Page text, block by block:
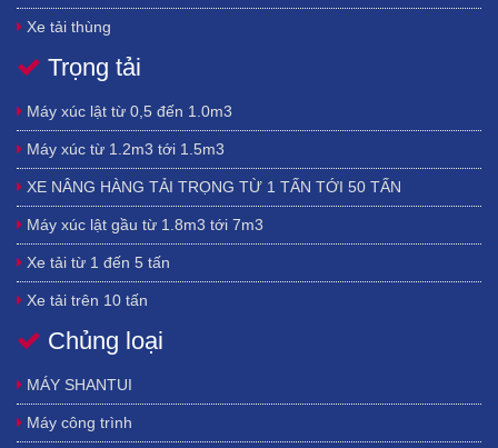
Xe tải thùng
Xe bồn
Xe gắn cẩu
xe trộn
Bơm bê tông trung quốc
Máy nâng đá Trung Quốc hiệu Liteng
đầu cắt gỗ và bóc vỏ waratah - Mỹ
máy khoan - máy ép cọc - búa rung ép cọc
lốp xe tải trung quốc
xích bọc lốp xúc lật (xích bọc lốp công trình)
Lốp máy công trình - Lốp xe xúc lật
Trọng tải
Máy xúc lật từ 0,5 đến 1.0m3
Máy xúc từ 1.2m3 tới 1.5m3
XE NÂNG HÀNG TẢI TRỌNG TỪ 1 TẤN TỚI 50 TẤN
Máy xúc lật gầu từ 1.8m3 tới 7m3
Xe tải từ 1 đến 5 tấn
Xe tải trên 10 tấn
Xe tải 3 chân
Xe tải 4 chân
Máy ủi
Chủng loại
MÁY SHANTUI
Máy công trình